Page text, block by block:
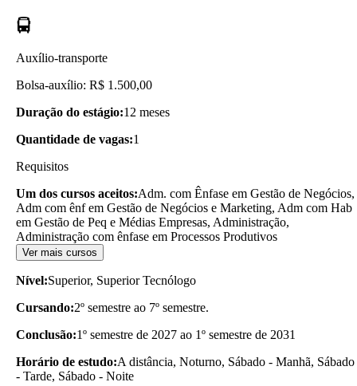
Auxílio-transporte
Bolsa-auxílio: R$ 1.500,00
Duração do estágio:12 meses
Quantidade de vagas:1
Requisitos
Um dos cursos aceitos:Adm. com Ênfase em Gestão de Negócios,
Adm com ênf em Gestão de Negócios e Marketing, Adm com Hab
em Gestão de Peq e Médias Empresas, Administração,
Administração com ênfase em Processos Produtivos
Ver mais cursos
Nível:Superior, Superior Tecnólogo
Cursando:2º semestre ao 7º semestre.
Conclusão:1º semestre de 2027 ao 1º semestre de 2031
Horário de estudo:A distância, Noturno, Sábado - Manhã, Sábado
- Tarde, Sábado - Noite